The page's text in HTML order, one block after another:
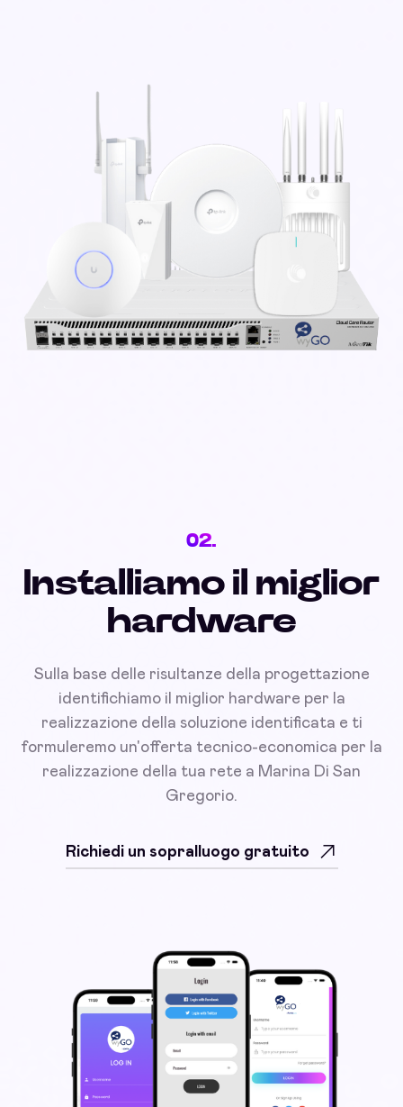
02.
Installiamo il miglior
hardware
Sulla base delle risultanze della progettazione
identifichiamo il miglior hardware per la
realizzazione della soluzione identificata e ti
formuleremo un'offerta tecnico-economica per la
realizzazione della tua rete a Marina Di San
Gregorio.
Richiedi un sopralluogo gratuito